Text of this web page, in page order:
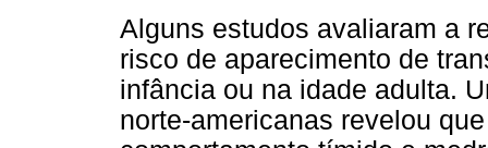
Alguns estudos avaliaram a
risco de aparecimento de
infância ou na idade adulta.
norte-americanas revelou